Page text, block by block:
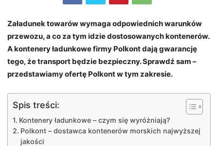
Załadunek towarów wymaga odpowiednich warunków
przewozu, a co za tym idzie dostosowanych kontenerów.
A kontenery ładunkowe firmy Polkont dają gwarancję
tego, że transport będzie bezpieczny. Sprawdź sam –
przedstawiamy ofertę Polkont w tym zakresie.
Spis treści:
Kontenery ładunkowe – czym się wyróżniają?
Polkont – dostawca kontenerów morskich najwyższej
jakości